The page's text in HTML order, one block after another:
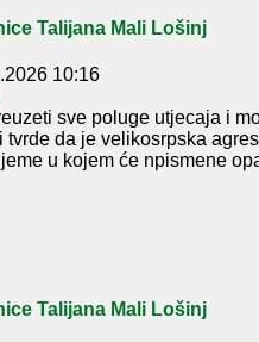
Talijana Mali Lošinj
10:16
sve poluge utjecaja i
tvrde da je velikosrpska
u kojem će npismene
Talijana Mali Lošinj